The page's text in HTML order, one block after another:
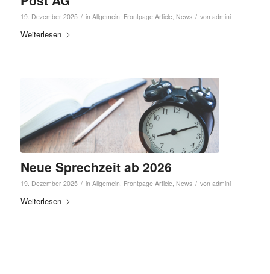
19. Dezember 2025 / in Allgemein Frontpage Article, News / von admini
Weiterlesen
Neue Sprechzeit ab 2026
19. Dezember 2025 / in Allgemein, Frontpage Article, News / von admini
Weiterlesen